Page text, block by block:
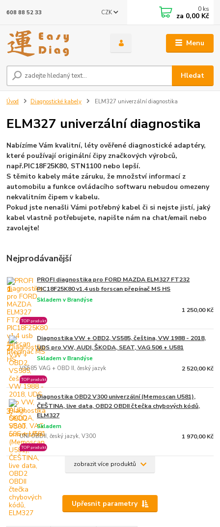
Menu
CZK
Hledat
608 88 52 33 0 ks
za 0,00 Kč
Úvod Diagnostické kabely ELM327 univerzální diagnostika
ELM327 univerzální diagnostika
Nabízíme Vám kvalitní, léty ověřené diagnostické adaptéry,
které používají originální čipy značkových výrobců,
např.PIC18F25K80, STN1100 nebo lepší.
S těmito kabely máte záruku, že množství informací z
automobilu a funkce ovládacího softwaru nebudou omezeny
nekvalitním čipem v kabelu.
Pokud jste nenašli Vámi potřebný kabel či si nejste jistí, jaký
kabel vlastně potřebujete, napište nám na chat/email nebo
zavolejte!
Nejprodávanější
1.
PROFI diagnostika pro FORD MAZDA ELM327 FT232
PIC18F25K80 v1.4 usb forscan přepínač MS HS
Skladem v Brandýse
TOP produkt
1 250,00 Kč
2.
Diagnostika VW + OBD2, VS585, čeština, VW 1988 - 2018,
UDS pro VW, AUDI, ŠKODA, SEAT, VAG 506 + U581
VS585 VAG + OBD II, český jazyk
Skladem v Brandýse
TOP produkt
2 520,00 Kč
3.
Diagnostika OBD2 V300 univerzální (Memoscan U581),
ČEŠTINA, live data, OBD2 OBDII čtečka chybových kódů,
ELM327
UNI OBDII, český jazyk, V300
Skladem
TOP produkt
1 970,00 Kč
zobrazit více produktů
Upřesnit parametry